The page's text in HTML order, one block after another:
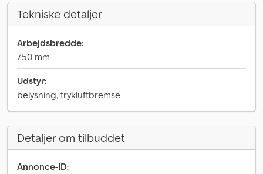
Tekniske detaljer
Arbejdsbredde:
750 mm
Udstyr:
belysning, trykluftbremse
Detaljer om tilbuddet
Annonce-ID: